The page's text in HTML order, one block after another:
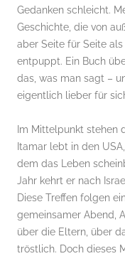
Gedanken schleicht.
Geschichte, die von
aber Seite für Seite
entpuppt. Ein Buch
das, was man sagt –
eigentlich lieber für
Im Mittelpunkt stehen
Itamar lebt in den
dem das Leben
Jahr kehrt er nach
Diese Treffen folgen
gemeinsamer Abend,
über die Eltern, über
tröstlich. Doch dieses